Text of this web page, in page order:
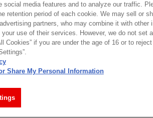
social media features and to analyze our traffic.
retention period of each cookie. We may sell or
partners, who may combine it with
use of their services. However, we do not set
Cookies” if you are under the age of 16 or to
Share My Personal Information